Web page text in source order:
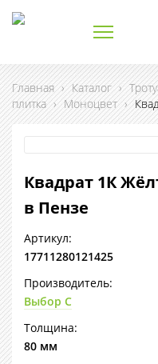
Главная › Каталог ›
плитка › Моноцвет ›
Квадрат 1К
в Пензе
Артикул:
17711280121425
Производитель:
Выбор С
Толщина:
80 мм